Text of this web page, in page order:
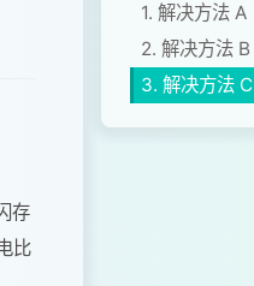
存
比
1. 解决方法 A
2. 解决方法 B
3. 解决方法 C